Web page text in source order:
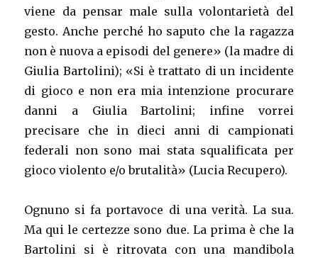
viene da pensar male sulla volontarietà del
gesto. Anche perché ho saputo che la ragazza
non è nuova a episodi del genere» (la madre di
Giulia Bartolini); «Si è trattato di un incidente
di gioco e non era mia intenzione procurare
danni a Giulia Bartolini; infine vorrei
precisare che in dieci anni di campionati
federali non sono mai stata squalificata per
gioco violento e/o brutalità» (Lucia Recupero).
Ognuno si fa portavoce di una verità. La sua.
Ma qui le certezze sono due. La prima è che la
Bartolini si è ritrovata con una mandibola